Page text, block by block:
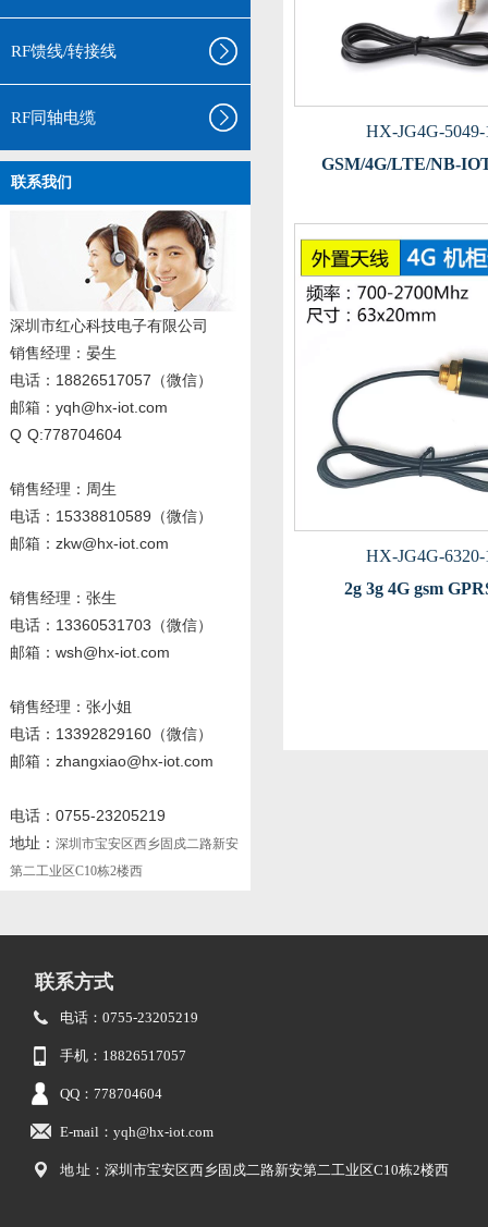
RF馈线/转接线
RF同轴电缆
联系我们
深圳市红心科技电子有限公司
销售经理 ：晏生
电话：18826517057（微信）
邮箱：yqh@hx-iot.com
Q Q:778704604
销售经理：周生
电话 ：15338810589 （微信）
邮箱：zkw@hx-iot.com
销售经理：张生
电话 ：13360531703 （微信）
邮箱：wsh@hx-iot.com
销售经理：张小姐
电话 ：13392829160 （微信）
邮箱：zhangxiao@hx-iot.com
电话：0755-23205219
地址： 深圳市宝安区西乡固戍二路新安
第二工业区C10栋2楼西
HX-JG4G-
GSM/4G/LTE/NB-
HX-JG4G-
2g 3g 4G gsm
联系方式
电话：0755-23205219
手机：18826517057
QQ：778704604
E-mail：yqh@hx-iot.com
地 址：深圳市宝安区西乡固戍二路新安第二工业区C10栋2楼西